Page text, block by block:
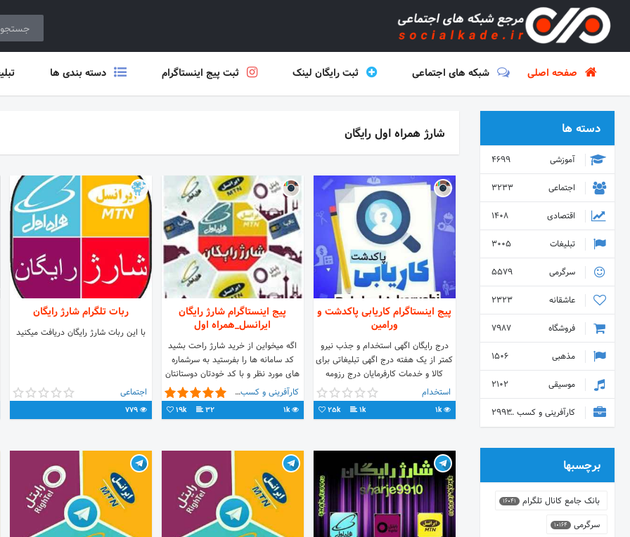
صفحه اصلی شبکه های اجتماعی ثبت رایگان لینک ثبت پیج اینستاگرام دسته بندی ها
شارژ همراه اول رایگان
پیج اینستاگرام کاریابی پاکدشت و
ورامین
درج رایگان اگهی استخدام و جذب نیرو
کمتر از یک هفته درج اگهی تبلیغاتی برای
کالا و خدمات کارفرمایان درج رزومه
دنبال کنندگان و کارجویان ⚪️ #کاریابی
#نیازمندیهای_استخدامی #پاکدشت
#ورامین #قرچک #پیشوا #خاوران
حتی جستجوی نوع شغل درخواستی شما
#pakdasht #varamin #job
#jobs#استخدام #کار #مشاغل
استخدام
1k
1k
25k
پیج اینستاگرام شارژ رايگان
ايرانسل_همراه اول
اگه میخواین از خرید شارژ راحت بشید
کد سامانه ها را بفرستید به سرشماره
های مورد نظر و با کد خودتان دوستانتان
را دعوت کنید و شارژ رایگان بگیرید
کارآفرینی و کسب و کار
1k
32
19k
ربات تلگرام شارژ رایگان
با این ربات شارژ رایگان دریافت میکنید
اجتماعی
779
دسته ها
آموزشی
4699
اجتماعی
3233
اقتصادی
1408
تبلیغات
3005
سرگرمی
5579
عاشقانه
2323
فروشگاه
7987
مذهبی
1506
موسیقی
2102
کارآفرینی و کسب و کار 2993
برچسبها
بانک جامع کانال تلگرام 16041
سرگرمی 10164